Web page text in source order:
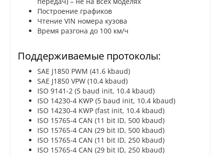
Построение графиков
Чтение VIN номера кузова
Время разгона до 100 км/ч
Поддерживаемые протоколы:
SAE J1850 PWM (41.6 kbaud)
SAE J1850 VPW (10.4 kbaud)
ISO 9141-2 (5 baud init, 10.4 kbaud)
ISO 14230-4 KWP (5 baud init, 10.4 kbaud)
ISO 14230-4 KWP (fast init, 10.4 kbaud)
ISO 15765-4 CAN (11 bit ID, 500 kbaud)
ISO 15765-4 CAN (29 bit ID, 500 kbaud)
ISO 15765-4 CAN (11 bit ID, 250 kbaud)
ISO 15765-4 CAN (29 bit ID, 250 kbaud)